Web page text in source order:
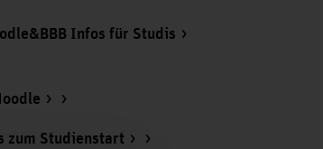
Infos für Studis
zum Studienstart